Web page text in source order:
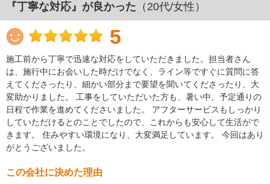
『丁寧な対応』が良かった （20代/女性）
5
施工前から丁寧で迅速な対応をしていただきました。担当者さん
は、施行中にお会いした時だけでなく、ライン等ですぐに質問に答
えてくださったり、細かい部分まで要望を聞いてくださったり、大
変助かりました。 工事をしていただいた方も、暑い中、予定通りの
日程で作業を進めてくださいました。 アフターサービスもしっかり
していただけるとのことでしたので、これからも安心して生活がで
きます。 住みやすい環境になり、大変満足しています。 今回はあり
がとうございました。
この会社に決めた理由